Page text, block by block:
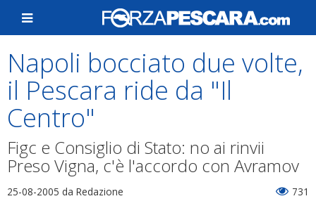
Napoli bocciato due volte,
il Pescara ride da "Il
Centro"
Figc e Consiglio di Stato: no ai rinvii
Preso Vigna, c'è l'accordo con Avramov
25-08-2005 da Redazione 731